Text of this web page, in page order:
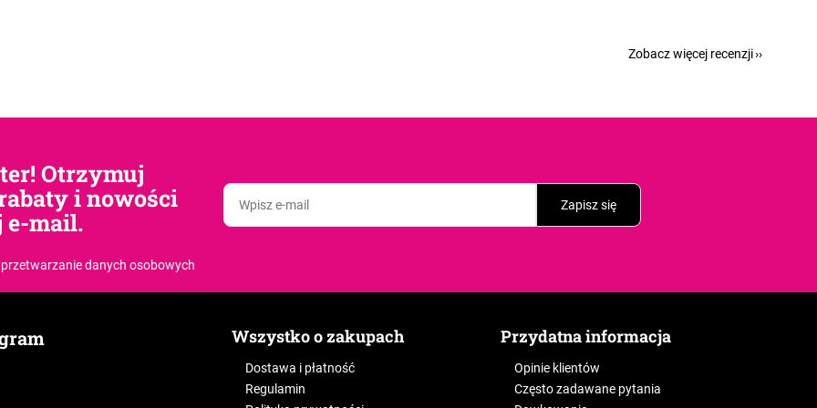
Zobacz więcej recenzji
Otrzymuj
i nowości
e-mail.
danych osobowych
Zapisz się
Wszystko o zakupach
Dostawa i płatność
Regulamin
Przydatna informacja
Opinie klientów
Często zadawane pytania